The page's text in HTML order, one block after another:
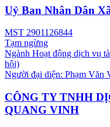
Uỷ Ban Nhân Dân
MST 2901126844
Tạm ngừng
Ngành Hoạt động dịch vụ
hội)
Người đại diện: Phạm Văn
CÔNG TY TNHH
QUANG VINH